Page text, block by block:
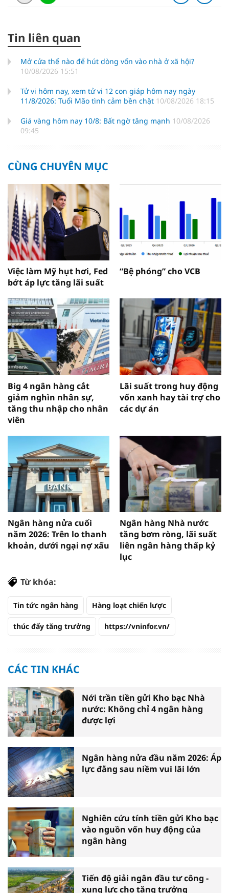
Tin liên quan
Mở cửa thế nào để hút dòng vốn vào nhà ở xã hội?
10/08/2026 15:51
Tử vi hôm nay, xem tử vi 12 con giáp hôm nay ngày
11/8/2026: Tuổi Mão tình cảm bền chặt 10/08/2026 18:15
Giá vàng hôm nay 10/8: Bất ngờ tăng mạnh 10/08/2026
09:45
CÙNG CHUYÊN MỤC
Việc làm Mỹ hụt hơi, Fed
bớt áp lực tăng lãi suất
“Bệ phóng” cho VCB
Big 4 ngân hàng cắt
giảm nghìn nhân sự,
tăng thu nhập cho nhân
viên
Lãi suất trong huy động
vốn xanh hay tài trợ cho
các dự án
Ngân hàng nửa cuối
năm 2026: Trên lo thanh
khoản, dưới ngại nợ xấu
Ngân hàng Nhà nước
tăng bơm ròng, lãi suất
liên ngân hàng thấp kỷ
lục
Từ khóa:
Tin tức ngân hàng Hàng loạt chiến lược
thúc đẩy tăng trưởng https://vninfor.vn/
CÁC TIN KHÁC
Nới trần tiền gửi Kho bạc Nhà
nước: Không chỉ 4 ngân hàng
được lợi
Ngân hàng nửa đầu năm 2026: Áp
lực đằng sau niềm vui lãi lớn
Nghiên cứu tính tiền gửi Kho bạc
vào nguồn vốn huy động của
ngân hàng
Tiến độ giải ngân đầu tư công -
xung lực cho tăng trưởng